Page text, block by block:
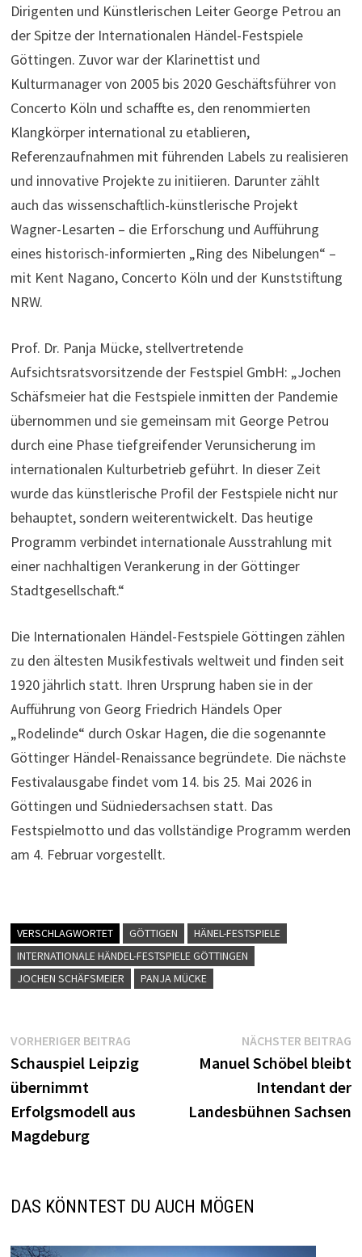
Dirigenten und Künstlerischen Leiter George Petrou an
der Spitze der Internationalen Händel-Festspiele
Göttingen. Zuvor war der Klarinettist und
Kulturmanager von 2005 bis 2020 Geschäftsführer von
Concerto Köln und schaffte es, den renommierten
Klangkörper international zu etablieren,
Referenzaufnahmen mit führenden Labels zu realisieren
und innovative Projekte zu initiieren. Darunter zählt
auch das wissenschaftlich-künstlerische Projekt
Wagner-Lesarten – die Erforschung und Aufführung
eines historisch-informierten „Ring des Nibelungen“ –
mit Kent Nagano, Concerto Köln und der Kunst­stiftung
NRW.
Prof. Dr. Panja Mücke, stellvertretende
Aufsichtsratsvorsitzende der Festspiel GmbH: „Jochen
Schäfsmeier hat die Festspiele inmitten der Pandemie
übernommen und sie gemeinsam mit George Petrou
durch eine Phase tiefgreifender Verunsicherung im
internationalen Kulturbetrieb geführt. In dieser Zeit
wurde das künstlerische Profil der Festspiele nicht nur
behauptet, sondern weiterentwickelt. Das heutige
Programm verbindet internationale Ausstrahlung mit
einer nachhaltigen Verankerung in der Göttinger
Stadtgesellschaft.“
Die Internationalen Händel-Festspiele Göttingen zählen
zu den ältesten Musikfestivals weltweit und finden seit
1920 jährlich statt. Ihren Ursprung haben sie in der
Aufführung von Georg Friedrich Händels Oper
„Rodelinde“ durch Oskar Hagen, die die sogenannte
Göttinger Händel-Renaissance begründete. Die nächste
Festivalausgabe findet vom 14. bis 25. Mai 2026 in
Göttingen und Südniedersachsen statt. Das
Festspielmotto und das vollständige Programm werden
am 4. Februar vorgestellt.
VERSCHLAGWORTET GÖTTIGEN
HÄNEL-FESTSPIELE
INTERNATIONALE HÄNDEL-FESTSPIELE GÖTTINGEN
JOCHEN SCHÄFSMEIER
PANJA MÜCKE
Beitragsnavigation
VORHERIGER BEITRAG
Beitrag:
Schauspiel Leipzig
übernimmt
Erfolgsmodell aus
Magdeburg
NÄCHSTER BEITRAG
Manuel Schöbel bleibt
Intendant der
Landesbühnen Sachsen
DAS KÖNNTEST DU AUCH MÖGEN